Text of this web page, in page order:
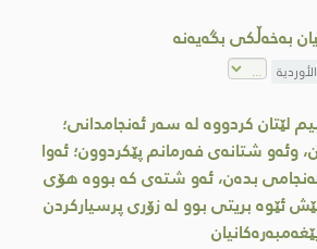
بەخەڵکی بگەیەنە
الأوردية
لێتان کردووە لە سەر ئەنجامدانی؛
وئەو شتانەی فەرمانم پێکردوون؛ ئەوا
ئەنجامی بدەن، ئەو شتەی کە بووە هۆی
ئێوە بریتی بوو لە زۆری پرسیارکردن